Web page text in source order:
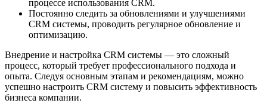
процессе использования CRM.
Постоянно следить за обновлениями и улучшениями
CRM системы, проводить регулярное обновление и
оптимизацию.
Внедрение и настройка CRM системы — это сложный
процесс, который требует профессионального подхода и
опыта. Следуя основным этапам и рекомендациям, можно
успешно настроить CRM систему и повысить эффективность
бизнеса компании.